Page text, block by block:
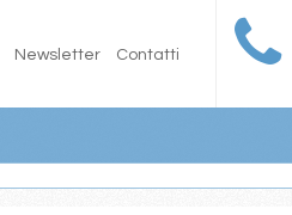
Newsletter Contatti